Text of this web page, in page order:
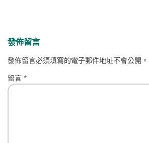
發佈留言
發佈留言必須填寫的電子郵件地址不會公開。
留言*